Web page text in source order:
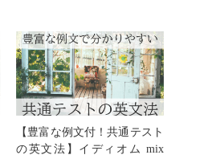
【豊富な例文付！共通テスト
の英文法】イディオム mix